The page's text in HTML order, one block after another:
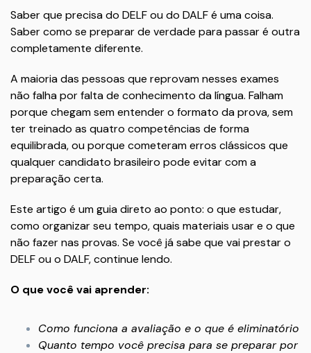
Saber que precisa do DELF ou do DALF é uma coisa.
Saber como se preparar de verdade para passar é outra
completamente diferente.
A maioria das pessoas que reprovam nesses exames
não falha por falta de conhecimento da língua. Falham
porque chegam sem entender o formato da prova, sem
ter treinado as quatro competências de forma
equilibrada, ou porque cometeram erros clássicos que
qualquer candidato brasileiro pode evitar com a
preparação certa.
Este artigo é um guia direto ao ponto: o que estudar,
como organizar seu tempo, quais materiais usar e o que
não fazer nas provas. Se você já sabe que vai prestar o
DELF ou o DALF, continue lendo.
O que você vai aprender:
Como funciona a avaliação e o que é eliminatório
Quanto tempo você precisa para se preparar por